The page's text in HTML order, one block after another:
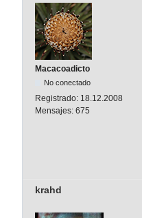
Macacoadicto
No conectado
Registrado: 18.12.2008
Mensajes: 675
krahd